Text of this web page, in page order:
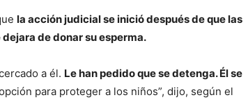
la acción judicial se inició después de que las
de donar su esperma.
a él. Le han pedido que se detenga. Él se
para proteger a los niños”, dijo, según el